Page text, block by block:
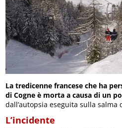
La tredicenne francese che ha
di Cogne è morta a causa di un
dall’autopsia eseguita sulla salma
L’incidente